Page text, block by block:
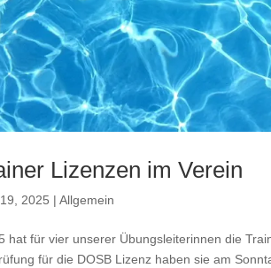
Lizenzen im Verein
2025 |Allgemein
hat für vier unserer Übungsleiterinnen die
für die DOSB Lizenz haben sie am